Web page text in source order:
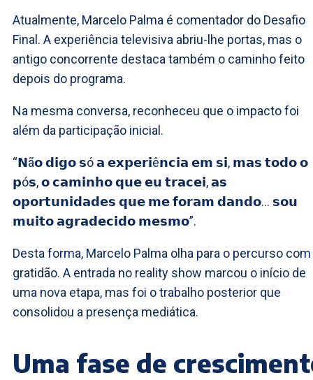
Atualmente, Marcelo Palma é comentador do Desafio
Final. A experiência televisiva abriu-lhe portas, mas o
antigo concorrente destaca também o caminho feito
depois do programa.
Na mesma conversa, reconheceu que o impacto foi
além da participação inicial.
“𝗡ã𝗼 𝗱𝗶𝗴𝗼 𝘀ó 𝗮 𝗲𝘅𝗽𝗲𝗿𝗶ê𝗻𝗰𝗶𝗮 𝗲𝗺 𝘀𝗶, 𝗺𝗮𝘀 𝘁𝗼𝗱𝗼 𝗼
𝗽ó𝘀, 𝗼 𝗰𝗮𝗺𝗶𝗻𝗵𝗼 𝗾𝘂𝗲 𝗲𝘂 𝘁𝗿𝗮𝗰𝗲𝗶, 𝗮𝘀
𝗼𝗽𝗼𝗿𝘁𝘂𝗻𝗶𝗱𝗮𝗱𝗲𝘀 𝗾𝘂𝗲 𝗺𝗲 𝗳𝗼𝗿𝗮𝗺 𝗱𝗮𝗻𝗱𝗼… 𝘀𝗼𝘂
𝗺𝘂𝗶𝘁𝗼 𝗮𝗴𝗿𝗮𝗱𝗲𝗰𝗶𝗱𝗼 𝗺𝗲𝘀𝗺𝗼”.
Desta forma, Marcelo Palma olha para o percurso com
gratidão. A entrada no reality show marcou o início de
uma nova etapa, mas foi o trabalho posterior que
consolidou a presença mediática.
Uma fase de